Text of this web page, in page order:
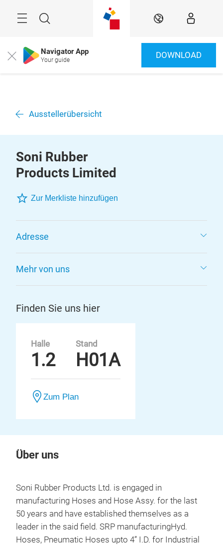
Suche DE
Close Navigator App
Your guide DOWNLOAD
Ausstellerübersicht
Soni Rubber
Products Limited
Zur Merkliste hinzufügen
Adresse
Mehr von uns
Finden Sie uns hier
Halle
1.2
Stand
H01A
Zum Plan
Über uns
Soni Rubber Products Ltd. is engaged in
manufacturing Hoses and Hose Assy. for the last
50 years and have established themselves as a
leader in the said field. SRP manufacturingHyd.
Hoses, Pneumatic Hoses upto 4” I.D. for Industrial